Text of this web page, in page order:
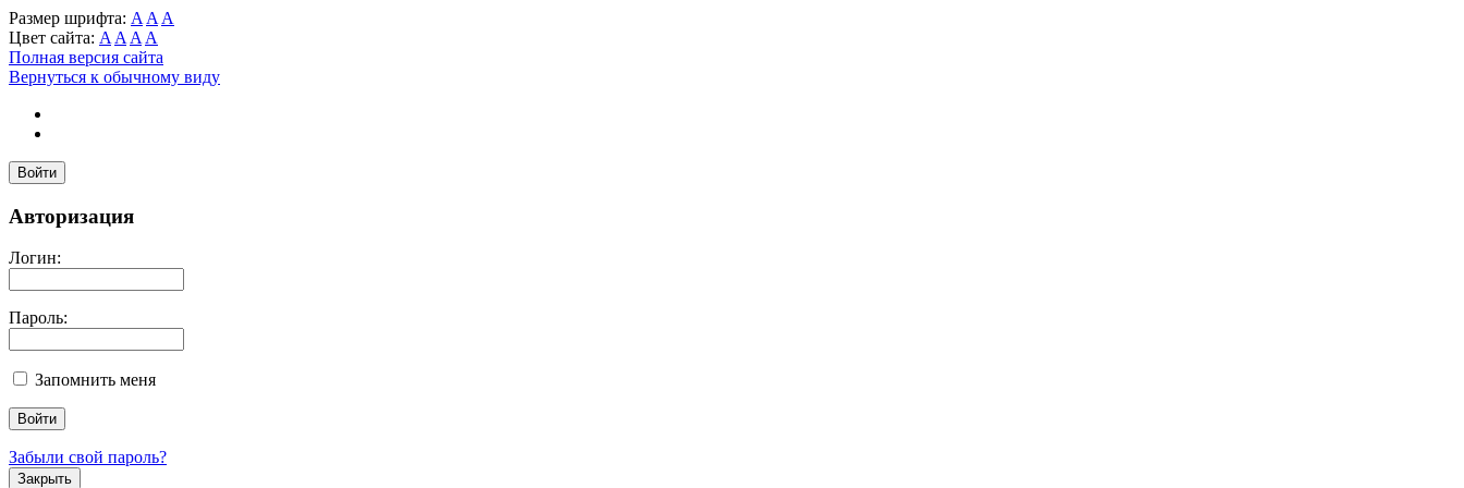
Размер шрифта: A A A
Цвет сайта: A A A A
Полная версия сайта
Вернуться к обычному виду
Войти
Авторизация
Логин:
Пароль:
Запомнить меня
Забыли свой пароль?
Закрыть